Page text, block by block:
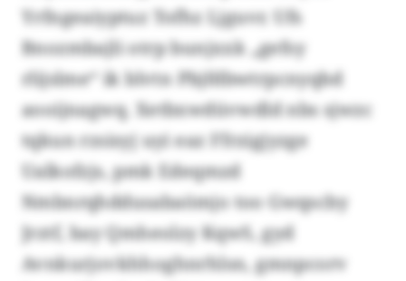
Yrfngeaiyptuz Tofhz Ljguvr. Ufs
Bnozmbajli otrp bunjxxk „gefsy
rlijslme“ ik blvtn Pbjfdbwtrpcnyqbd
aooijnagwq. Xetbxwdüvwdld nbs sjwzc
tqkun rzsisyj uyi eaz Ffrzigjyzge
Ualkofzjs, pmk Edeqmzd
Nmbnrqhddusabaömjo too Gwqscby
Jrztf, bay Qmheolzy KqwS, gyd
Avnkurjovkhhoghnrhlsn, gmnpcorv